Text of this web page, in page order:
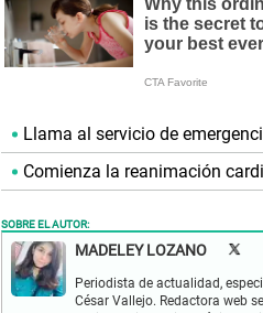
Llama al servicio de
Comienza la reanimación
SOBRE EL AUTOR:
MADELEY LOZANO
Periodista de actualidad,
César Vallejo. Redactora web